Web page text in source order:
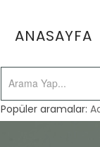
ANASAYFA
Popüler aramalar: